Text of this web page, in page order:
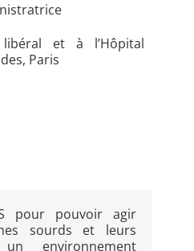
et à l’Hôpital
Paris
pour pouvoir agir
sourds et leurs
environnement